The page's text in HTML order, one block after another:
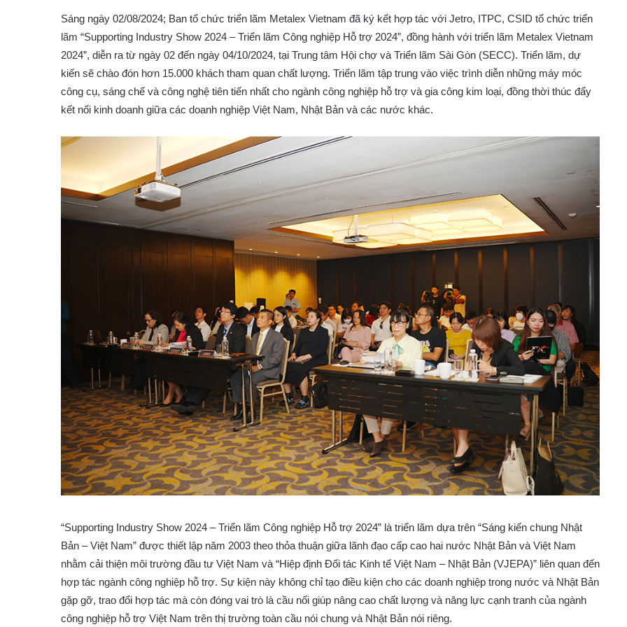
Sáng ngày 02/08/2024; Ban tổ chức triển lãm Metalex Vietnam đã ký kết hợp tác với Jetro, ITPC, CSID tổ chức triển
lãm “Supporting Industry Show 2024 – Triển lãm Công nghiệp Hỗ trợ 2024”, đồng hành với triển lãm Metalex Vietnam
2024”, diễn ra từ ngày 02 đến ngày 04/10/2024, tại Trung tâm Hội chợ và Triển lãm Sài Gòn (SECC). Triển lãm, dự
kiến sẽ chào đón hơn 15.000 khách tham quan chất lượng. Triển lãm tập trung vào việc trình diễn những máy móc
công cụ, sáng chế và công nghệ tiên tiến nhất cho ngành công nghiệp hỗ trợ và gia công kim loại, đồng thời thúc đẩy
kết nối kinh doanh giữa các doanh nghiệp Việt Nam, Nhật Bản và các nước khác.
“Supporting Industry Show 2024 – Triển lãm Công nghiệp Hỗ trợ 2024” là triển lãm dựa trên “Sáng kiến chung Nhật
Bản – Việt Nam” được thiết lập năm 2003 theo thỏa thuận giữa lãnh đạo cấp cao hai nước Nhật Bản và Việt Nam
nhằm cải thiện môi trường đầu tư Việt Nam và “Hiệp định Đối tác Kinh tế Việt Nam – Nhật Bản (VJEPA)” liên quan đến
hợp tác ngành công nghiệp hỗ trợ. Sự kiện này không chỉ tạo điều kiện cho các doanh nghiệp trong nước và Nhật Bản
gặp gỡ, trao đổi hợp tác mà còn đóng vai trò là cầu nối giúp nâng cao chất lượng và năng lực cạnh tranh của ngành
công nghiệp hỗ trợ Việt Nam trên thị trường toàn cầu nói chung và Nhật Bản nói riêng.